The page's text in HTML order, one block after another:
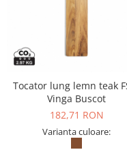
Tocator lung lemn teak
Vinga Buscot
182,71 RON
Varianta culoare: